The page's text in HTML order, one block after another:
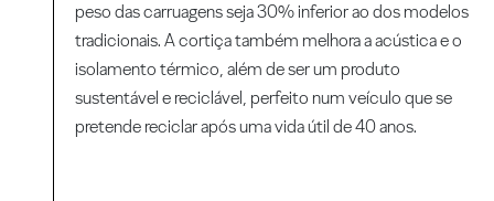
peso das carruagens seja 30% inferior ao dos modelos
tradicionais. A cortiça também melhora a acústica e o
isolamento térmico, além de ser um produto
sustentável e reciclável, perfeito num veículo que se
pretende reciclar após uma vida útil de 40 anos.